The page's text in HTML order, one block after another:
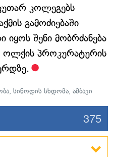
კოლეგებს
გამოძიებაში
შენი მობრძანება
ოლქის პროკურატურის
, სინოდის სხდომა, ამბავი
375